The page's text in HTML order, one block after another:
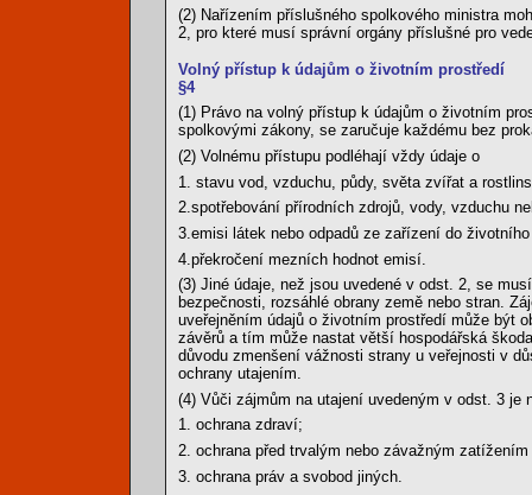
(2) Nařízením příslušného spolkového ministra
2, pro které musí správní orgány příslušné pro
Volný přístup k údajům o životním prostředí
§4
(1) Právo na volný přístup k údajům o životním
spolkovými zákony, se zaručuje každému bez
(2) Volnému přístupu podléhají vždy údaje o
1. stavu vod, vzduchu, půdy, světa zvířat a
2.spotřebování přírodních zdrojů, vody, vzduchu
3.emisi látek nebo odpadů ze zařízení do
4.překročení mezních hodnot emisí.
(3) Jiné údaje, než jsou uvedené v odst. 2, se
bezpečnosti, rozsáhlé obrany země nebo stran.
uveřejněním údajů o životním prostředí může být
závěrů a tím může nastat větší hospodářská
důvodu zmenšení vážnosti strany u veřejnosti v
ochrany utajením.
(4) Vůči zájmům na utajení uvedeným v odst. 3
1. ochrana zdraví;
2. ochrana před trvalým nebo závažným
3. ochrana práv a svobod jiných.